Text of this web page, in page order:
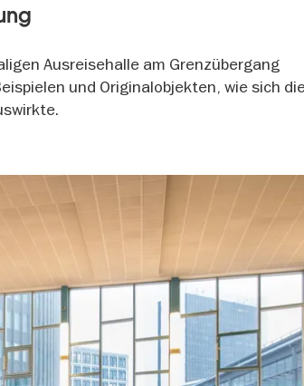
Ausreisehalle am Grenzübergang
und Originalobjekten, wie sich